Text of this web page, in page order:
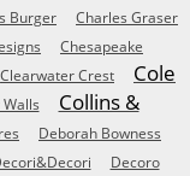
Burger
Charles Graser
Chesapeake
Clearwater Crest
Cole
Collins &
Deborah Bowness
Decoro